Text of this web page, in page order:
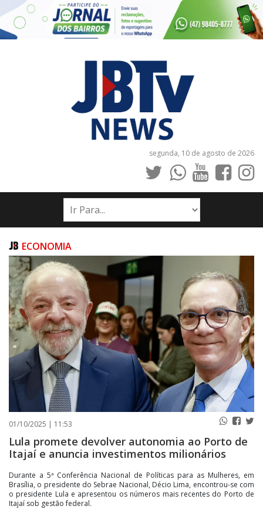
segunda, 10 de agosto de 2026
INÍCIO
NOTÍCIAS
PUBLICAÇÕES LEGAIS
CONTATO
ECONOMIA
01/10/2025 | 11:53
Lula promete devolver autonomia ao Porto de
Itajaí e anuncia investimentos milionários
Durante a 5ª Conferência Nacional de Políticas para as Mulheres, em
Brasília, o presidente do Sebrae Nacional, Décio Lima, encontrou-se com
o presidente Lula e apresentou os números mais recentes do Porto de
Itajaí sob gestão federal.